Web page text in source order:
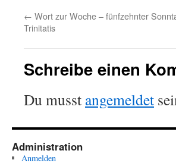
← Wort zur Woche – fünfzehnter
Trinitatis
Schreibe einen
Du musst angemeldet
Administration
Anmelden